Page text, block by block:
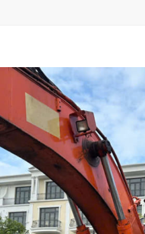
LẤP MẶT BẰNG TẠI
Đà Nẵng
TRÍ NỘI NGOẠI
CÔNG TRÌNH
Terrazzo